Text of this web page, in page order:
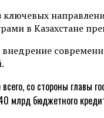
в Казахстане
со стороны главы
млрд бюджетного